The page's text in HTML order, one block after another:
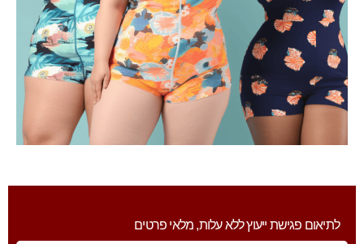
לתיאום פגישת ייעוץ ללא עלות, מלאי פרטים